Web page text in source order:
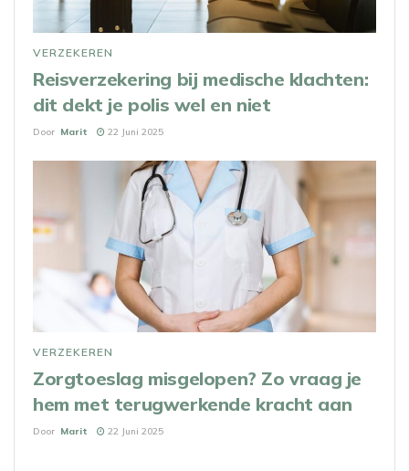
VERZEKEREN
Reisverzekering bij medische klachten:
dit dekt je polis wel en niet
Door Marit 22 Juni 2025
VERZEKEREN
Zorgtoeslag misgelopen? Zo vraag je
hem met terugwerkende kracht aan
Door Marit 22 Juni 2025